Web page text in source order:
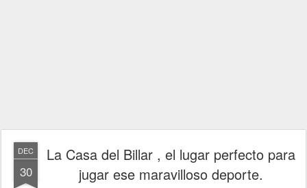
DEC
30
La Casa del Billar , el lugar perfecto para
jugar ese maravilloso deporte.